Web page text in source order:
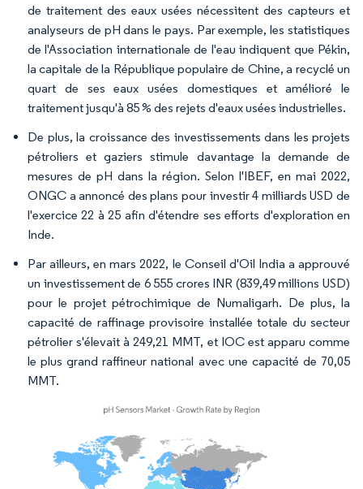
de traitement des eaux usées nécessitent des capteurs et
analyseurs de pH dans le pays. Par exemple, les statistiques
de l'Association internationale de l'eau indiquent que Pékin,
la capitale de la République populaire de Chine, a recyclé un
quart de ses eaux usées domestiques et amélioré le
traitement jusqu'à 85 % des rejets d'eaux usées industrielles.
De plus, la croissance des investissements dans les projets
pétroliers et gaziers stimule davantage la demande de
mesures de pH dans la région. Selon l'IBEF, en mai 2022,
ONGC a annoncé des plans pour investir 4 milliards USD de
l'exercice 22 à 25 afin d'étendre ses efforts d'exploration en
Inde.
Par ailleurs, en mars 2022, le Conseil d'Oil India a approuvé
un investissement de 6 555 crores INR (839,49 millions USD)
pour le projet pétrochimique de Numaligarh. De plus, la
capacité de raffinage provisoire installée totale du secteur
pétrolier s'élevait à 249,21 MMT, et IOC est apparu comme
le plus grand raffineur national avec une capacité de 70,05
MMT.